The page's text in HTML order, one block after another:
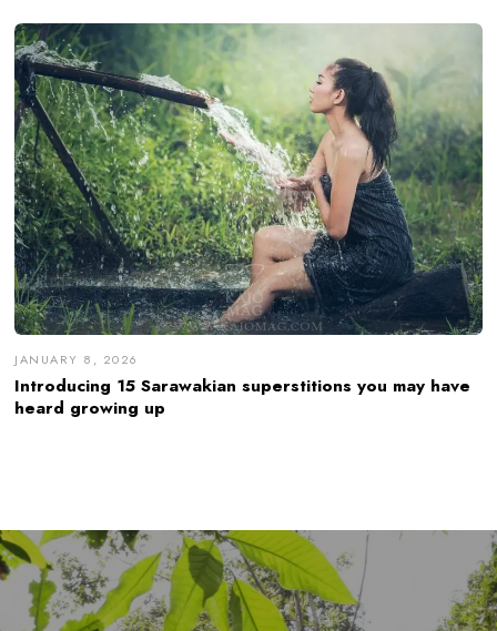
JANUARY 8, 2026
Introducing 15 Sarawakian superstitions you may have
heard growing up